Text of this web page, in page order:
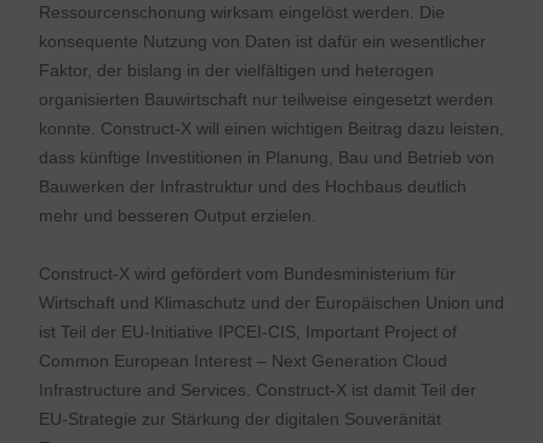
Ressourcenschonung wirksam eingelöst werden. Die
konsequente Nutzung von Daten ist dafür ein wesentlicher
Faktor, der bislang in der vielfältigen und heterogen
organisierten Bauwirtschaft nur teilweise eingesetzt werden
konnte. Construct-X will einen wichtigen Beitrag dazu leisten,
dass künftige Investitionen in Planung, Bau und Betrieb von
Bauwerken der Infrastruktur und des Hochbaus deutlich
mehr und besseren Output erzielen.
Construct-X wird gefördert vom Bundesministerium für
Wirtschaft und Klimaschutz und der Europäischen Union und
ist Teil der EU-Initiative IPCEI-CIS, Important Project of
Common European Interest – Next Generation Cloud
Infrastructure and Services. Construct-X ist damit Teil der
EU-Strategie zur Stärkung der digitalen Souveränität